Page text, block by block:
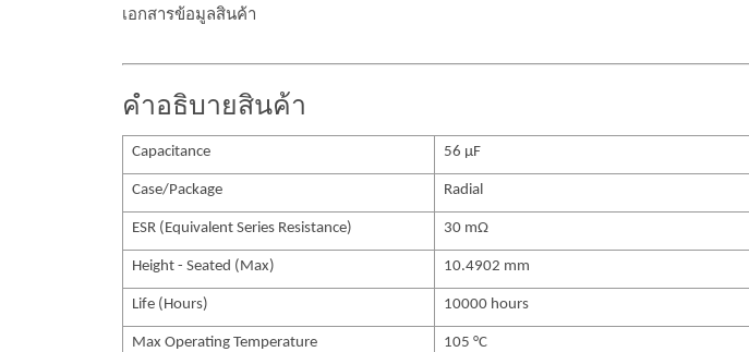
เอกสารข้อมูลสินค้า
คำอธิบายสินค้า
Capacitance 56 µF
Case/Package Radial
ESR (Equivalent Series Resistance) 30 mΩ
Height - Seated (Max) 10.4902 mm
Life (Hours) 10000 hours
Max Operating Temperature 105 °C